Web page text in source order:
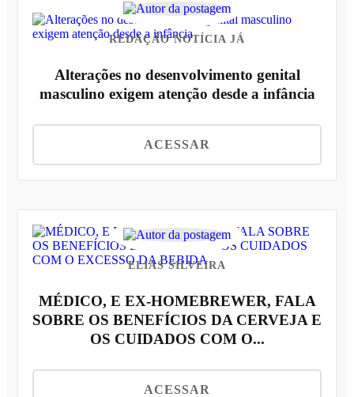
REDAÇÃO NOTÍCIA JÁ
Alterações no desenvolvimento genital
masculino exigem atenção desde a infância
ACESSAR
ELIAS SILVEIRA
MÉDICO, E EX-HOMEBREWER, FALA
SOBRE OS BENEFÍCIOS DA CERVEJA E
OS CUIDADOS COM O...
ACESSAR